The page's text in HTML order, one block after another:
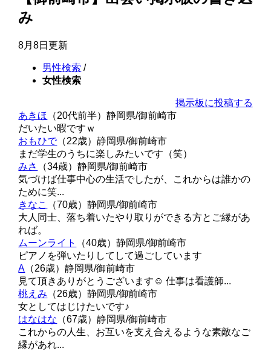
み
8月8日更新
男性検索 /
女性検索
掲示板に投稿する
あきほ （20代前半）静岡県/御前崎市
だいたい暇ですｗ
おもひで（22歳）静岡県/御前崎市
まだ学生のうちに楽しみたいです（笑）
みさ
（34歳）静岡県/御前崎市
気づけば仕事中心の生活でしたが、これからは誰かの
ために笑...
きなこ
（70歳）静岡県/御前崎市
大人同士、落ち着いたやり取りができる方とご縁があ
れば。
ムーンライト
（40歳）静岡県/御前崎市
ピアノを弾いたりしてして過ごしています
A （26歳）静岡県/御前崎市
見て頂きありがとうございます☺️ 仕事は看護師...
桃えみ （26歳）静岡県/御前崎市
女としてはじけたいです♪
はなはな （67歳）静岡県/御前崎市
これからの人生、お互いを支え合えるような素敵なご
縁があれ...